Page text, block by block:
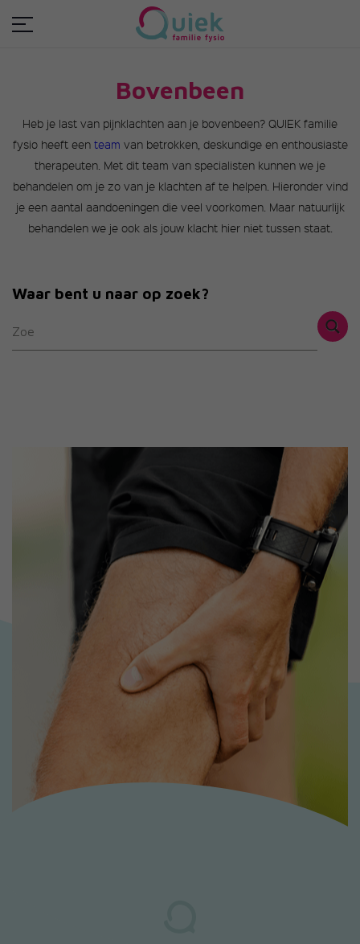
Bovenbeen
Heb je last van pijnklachten aan je bovenbeen? QUIEK familie
fysio heeft een team van betrokken, deskundige en enthousiaste
therapeuten. Met dit team van specialisten kunnen we je
behandelen om je zo van je klachten af te helpen. Hieronder vind
je een aantal aandoeningen die veel voorkomen. Maar natuurlijk
behandelen we je ook als jouw klacht hier niet tussen staat.
Waar bent u naar op zoek?